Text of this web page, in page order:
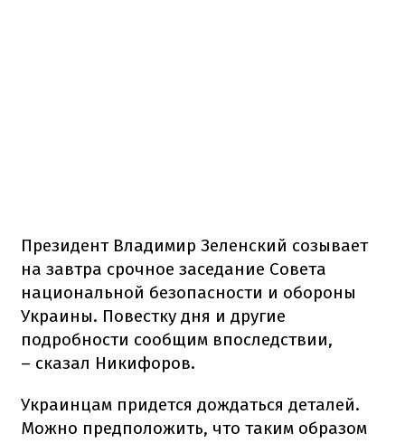
Президент Владимир Зеленский созывает
на завтра срочное заседание Совета
национальной безопасности и обороны
Украины. Повестку дня и другие
подробности сообщим впоследствии,
– сказал Никифоров.
Украинцам придется дождаться деталей.
Можно предположить, что таким образом